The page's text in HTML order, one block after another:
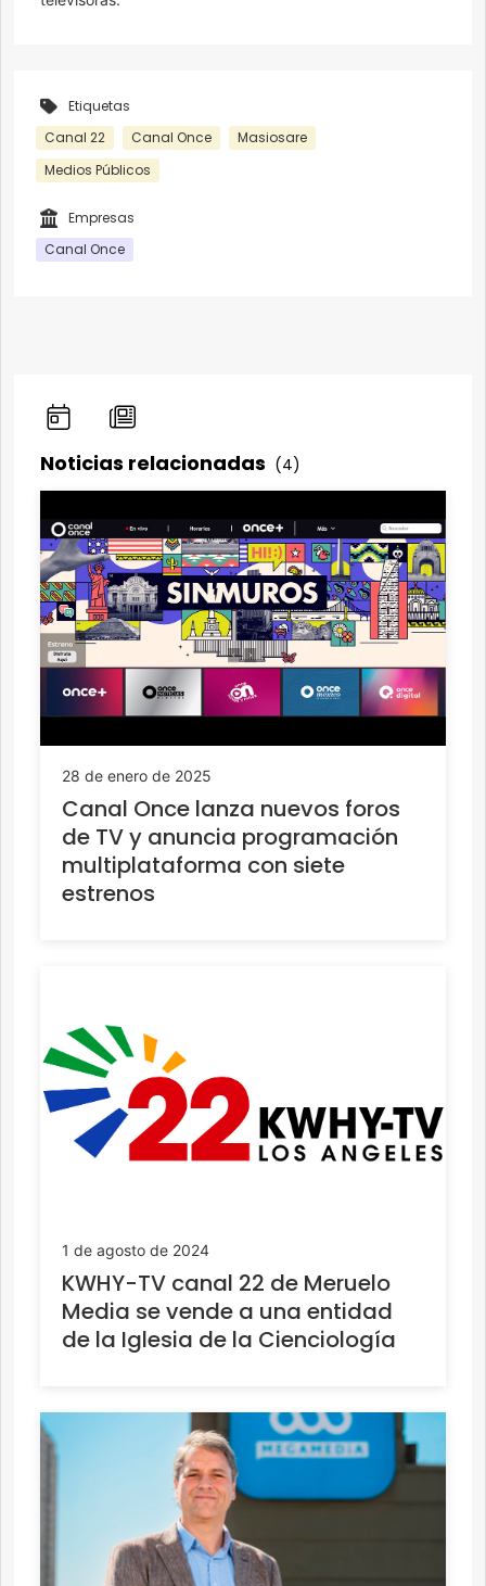
Etiquetas
Canal 22
Canal Once
Masiosare
Medios Públicos
Empresas
Canal Once
Noticias relacionadas (4)
28 de enero de 2025
Canal Once lanza nuevos foros
de TV y anuncia programación
multiplataforma con siete
estrenos
1 de agosto de 2024
KWHY-TV canal 22 de Meruelo
Media se vende a una entidad
de la Iglesia de la Cienciología